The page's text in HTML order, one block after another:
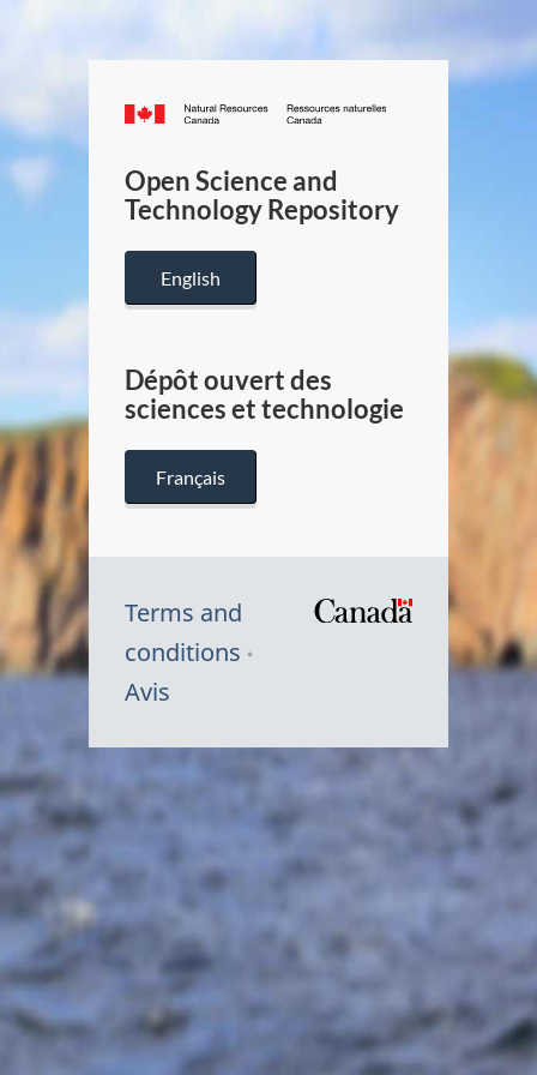
Canada.ca
/
Canada
Open Science and
Technology Repository
English
Dépôt ouvert des
sciences et technologie
Français
Terms and
conditions
Avis
Symbole
Canada